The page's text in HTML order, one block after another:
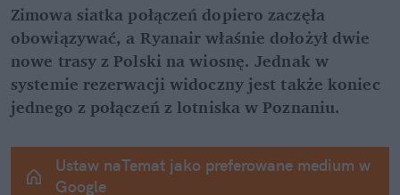
Zimowa siatka połączeń dopiero zaczęła
obowiązywać, a Ryanair właśnie dołożył dwie
nowe trasy z Polski na wiosnę. Jednak w
systemie rezerwacji widoczny jest także koniec
jednego z połączeń z lotniska w Poznaniu.
Ustaw naTemat jako preferowane medium w
Google